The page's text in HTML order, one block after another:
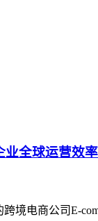
业全球运营效
境电商公司E-